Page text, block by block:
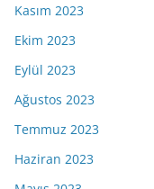
Kasım 2023
Ekim 2023
Eylül 2023
Ağustos 2023
Temmuz 2023
Haziran 2023